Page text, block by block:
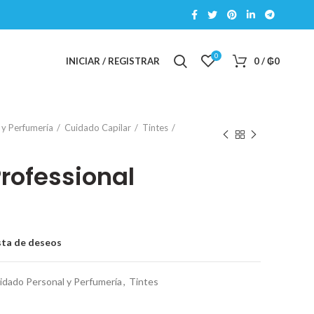
INICIAR / REGISTRAR 0 0/ ₲0
Perfumería Cuidado Capilar Tintes
de deseos
Personal y Perfumería, Tintes